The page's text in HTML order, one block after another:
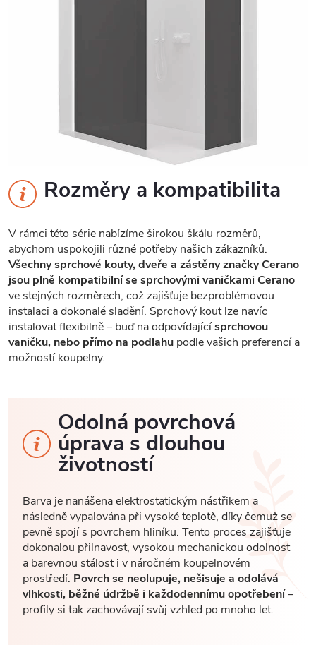
Rozměry a kompatibilita
V rámci této série nabízíme širokou škálu rozměrů,
abychom uspokojili různé potřeby našich zákazníků.
Všechny sprchové kouty, dveře a zástěny značky Cerano
jsou plně kompatibilní se sprchovými vaničkami Cerano
ve stejných rozměrech, což zajišťuje bezproblémovou
instalaci a dokonalé sladění. Sprchový kout lze navíc
instalovat flexibilně – buď na odpovídajícísprchovou
vaničku, nebo přímo na podlahu podle vašich preferencí a
možností koupelny.
Odolná povrchová
úprava s dlouhou
životností
Barva je nanášena elektrostatickým nástřikem a
následně vypalována při vysoké teplotě, díky čemuž se
pevně spojí s povrchem hliníku. Tento proces zajišťuje
dokonalou přilnavost, vysokou mechanickou odolnost
a barevnou stálost i v náročném koupelnovém
prostředí. Povrch se neolupuje, nešisuje a odolává
vlhkosti, běžné údržbě i každodennímu opotřebení–
profily si tak zachovávají svůj vzhled po mnoho let.